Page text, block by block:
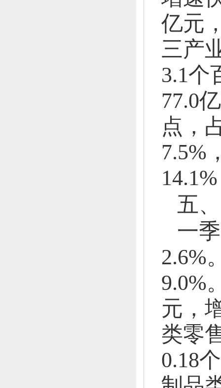
亿元
三产
3.1个
77.0
点，
7.5%
五、
一
2.6%
9.0%
元，
类零
0.18